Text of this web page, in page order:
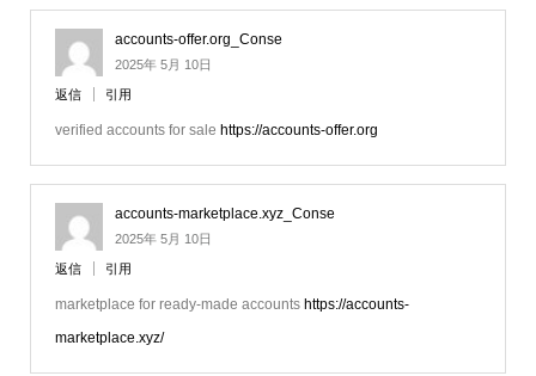
accounts-offer.org_Conse
2025年 5月 10日
返信 引用
verified accounts for sale https://accounts-offer.org
accounts-marketplace.xyz_Conse
2025年 5月 10日
返信 引用
marketplace for ready-made accounts https://accounts-
marketplace.xyz/